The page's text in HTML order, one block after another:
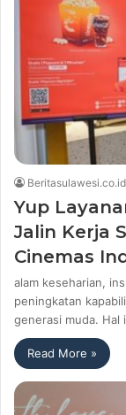
Beritasulawesi.co.id
Yup
Jalin Kerja
Cinemas
alam keseharian,
peningkatan
generasi muda. Hal
Read More »